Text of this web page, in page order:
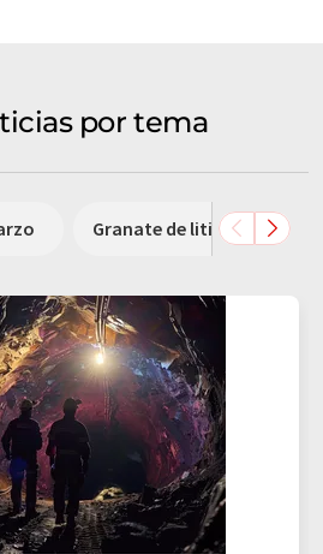
por tema
Granate de litio Mica